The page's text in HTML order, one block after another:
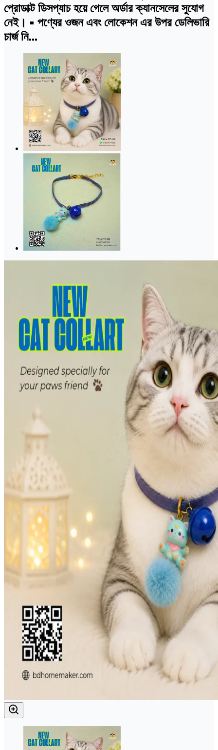
প্রোডাক্ট ডিসপ্যাচ হয়ে গেলে অর্ডার ক্যানসেলের সুযোগ
নেই। • পণ্যের ওজন এবং লোকেশন এর উপর ডেলিভারি
চার্জ নি...